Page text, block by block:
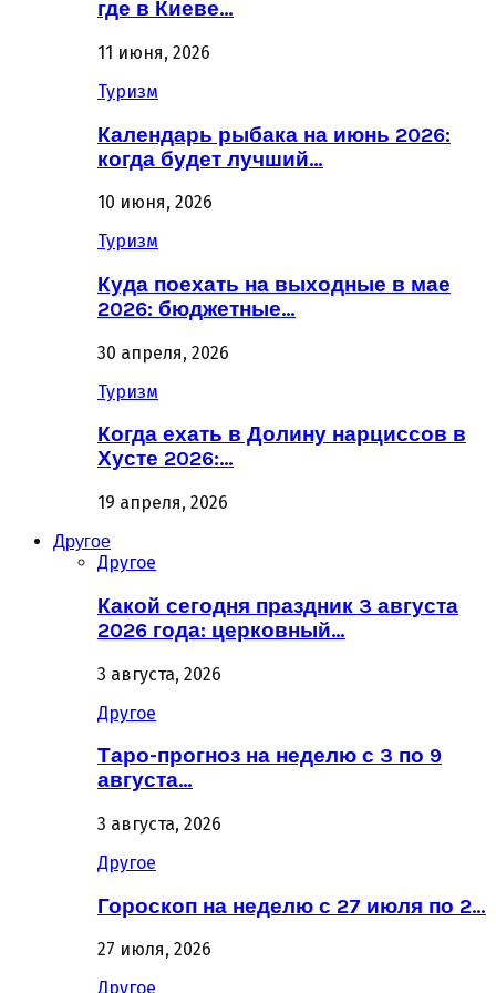
где в Киеве…
11 июня, 2026
Туризм
Календарь рыбака на июнь 2026:
когда будет лучший…
10 июня, 2026
Туризм
Куда поехать на выходные в мае
2026: бюджетные…
30 апреля, 2026
Туризм
Когда ехать в Долину нарциссов в
Хусте 2026:…
19 апреля, 2026
Другое
Другое
Какой сегодня праздник 3 августа
2026 года: церковный…
3 августа, 2026
Другое
Таро-прогноз на неделю с 3 по 9
августа…
3 августа, 2026
Другое
Гороскоп на неделю с 27 июля по 2…
27 июля, 2026
Другое